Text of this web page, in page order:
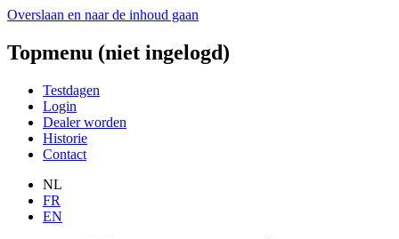
Overslaan en naar de inhoud gaan
Topmenu (niet ingelogd)
Testdagen
Login
Dealer worden
Historie
Contact
NL
FR
EN